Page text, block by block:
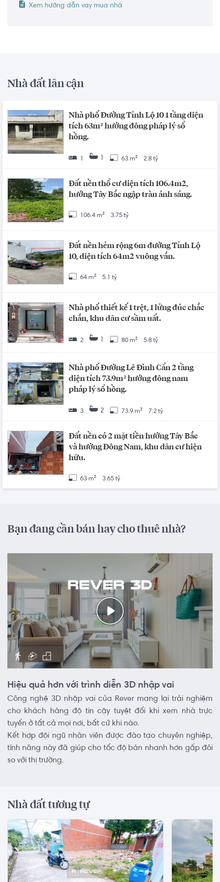
Xem hướng dẫn vay mua nhà
Nhà đất lân cận
Nhà phố Đường Tỉnh Lộ 10 1 tầng diện
tích 63m² hướng đông pháp lý sổ
hồng.
1 63 m² 2.8 tỷ
Đất nền thổ cư diện tích 106.4m2,
hướng Tây Bắc ngập tràn ánh sáng.
106.4 m² 3.75 tỷ
Đất nền hẻm rộng 6m đường Tỉnh Lộ
10, diện tích 64m2 vuông vắn.
64 m² 5.1 tỷ
Nhà phố thiết kế 1 trệt, 1 lửng đúc chắc
chắn, khu dân cư sầm uất.
2 1 80 m² 5.8 tỷ
Nhà phố Đường Lê Đình Cẩn 2 tầng
diện tích 73.9m² hướng đông nam
pháp lý sổ hồng.
3 2 73.9 m² 7.2 tỷ
Đất nền có 2 mặt tiền hướng Tây Bắc
và hướng Đông Nam, khu dân cư hiện
hữu.
63 m² 3.65 tỷ
Bạn đang cần bán hay cho thuê nhà?
Hiệu quả hơn với trình diễn 3D nhập vai
Công nghệ 3D nhập vai của Rever mang lại trải nghiệm
cho khách hàng độ tin cậy tuyệt đối khi xem nhà trực
tuyến ở tất cả mọi nơi, bất cứ khi nào.
Kết hợp đội ngũ nhân viên được đào tạo chuyên nghiệp,
tính năng này đã giúp cho tốc độ bán nhanh hơn gấp đôi
so với thị trường.
Nhà đất tương tự